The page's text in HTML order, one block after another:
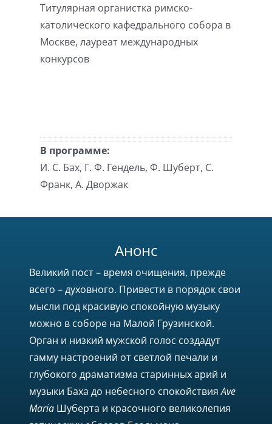
Титулярная органистка римско-
католического кафедрального собора в
Москве, лауреат международных
конкурсов
В программе:
И. С. Бах, Г. Ф. Гендель, Ф. Шуберт, С.
Франк, А. Дворжак
Анонс
Великий пост – время очищения, прежде
всего – духовного. Привести в порядок свои
мысли под красивую спокойную музыку
можно в соборе на Малой Грузинской.
Орган и низкий мужской голос создадут
гамму настроений от светлой печали и
глубокого драматизма старинных арий и
музыки Баха до небесного спокойствияAve
Maria Шуберта и красочного великолепия